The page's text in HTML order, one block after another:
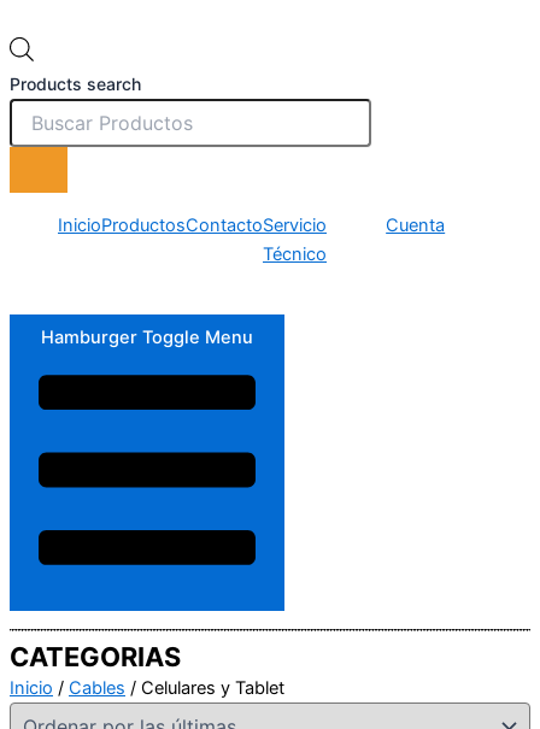
Products search
InicioProductosContactoServicio
Técnico
Cuenta
Hamburger Toggle Menu
CATEGORIAS
Inicio / Cables / Celulares y Tablet